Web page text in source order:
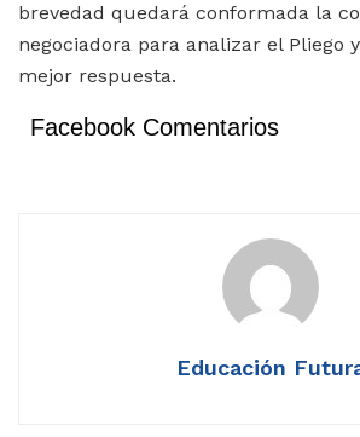
brevedad quedará conformada la
negociadora para analizar el Pliego
mejor respuesta.
Facebook Comentarios
Educación